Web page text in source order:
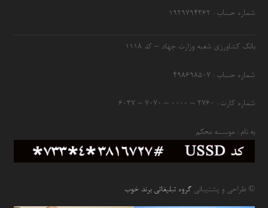
شماره حساب : ۱۹۲۹۷۹۴۳۶۲
بانک کشاورزی شعبه وزارت جهاد – کد 1118
شماره حساب : ۴۹۸۶۹۸۵۰۷
شماره کارت : ۲۷۶۰ – ۰۰۰۰ – ۷۰۷۰ – ۶۰۳۷
به نام : موسسه محکم
© طراحی و پشتیبانیگروه تبلیغاتی برند خوب